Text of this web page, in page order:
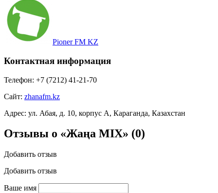
Pioner FM KZ
Контактная информация
Телефон: +7 (7212) 41-21-70
Сайт: zhanafm.kz
Адрес: ул. Абая, д. 10, корпус A, Караганда, Казахстан
Отзывы о «Жаңа MIX» (0)
Добавить отзыв
Добавить отзыв
Ваше имя